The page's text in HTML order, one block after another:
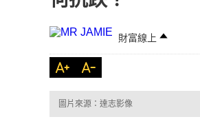
財富線上
圖片來源：達志影像